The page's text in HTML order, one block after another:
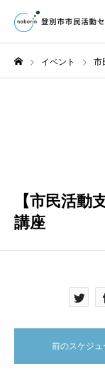
イベント 市
【市民活
講座
前のスケジュ